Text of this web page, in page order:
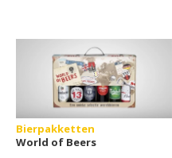
Bierpakketten
World of Beers